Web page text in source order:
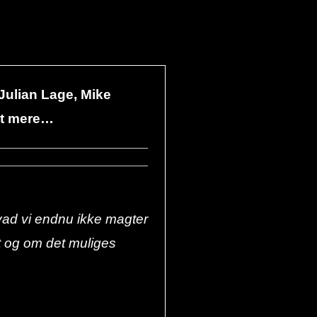
Lage, Mike
mere…
vi endnu ikke magter
om det muliges